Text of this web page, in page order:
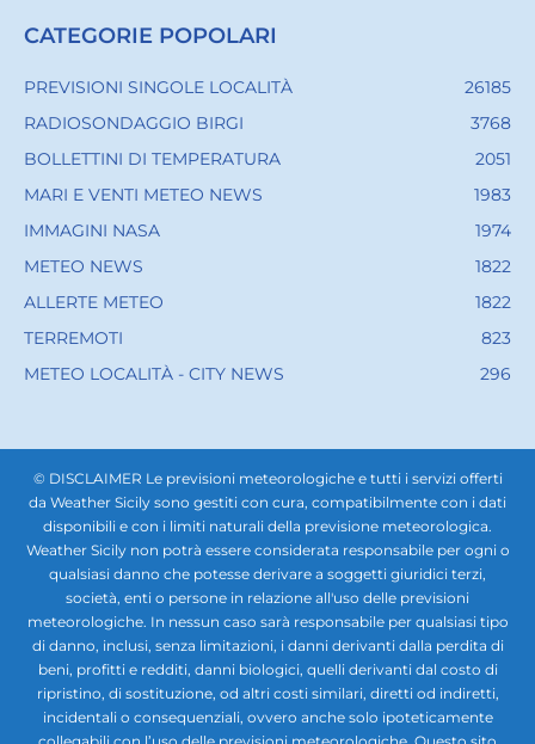
CATEGORIE POPOLARI
PREVISIONI SINGOLE LOCALITÀ
26185
RADIOSONDAGGIO BIRGI
3768
BOLLETTINI DI TEMPERATURA
2051
MARI E VENTI METEO NEWS
1983
IMMAGINI NASA
1974
METEO NEWS
1822
ALLERTE METEO
1822
TERREMOTI
823
METEO LOCALITÀ - CITY NEWS
296
© DISCLAIMER Le previsioni meteorologiche e tutti i servizi offerti
da Weather Sicily sono gestiti con cura, compatibilmente con i dati
disponibili e con i limiti naturali della previsione meteorologica.
Weather Sicily non potrà essere considerata responsabile per ogni o
qualsiasi danno che potesse derivare a soggetti giuridici terzi,
società, enti o persone in relazione all'uso delle previsioni
meteorologiche. In nessun caso sarà responsabile per qualsiasi tipo
di danno, inclusi, senza limitazioni, i danni derivanti dalla perdita di
beni, profitti e redditi, danni biologici, quelli derivanti dal costo di
ripristino, di sostituzione, od altri costi similari, diretti od indiretti,
incidentali o consequenziali, ovvero anche solo ipoteticamente